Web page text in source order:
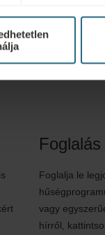
Foglalás
Foglalja le
vagy
hírről,